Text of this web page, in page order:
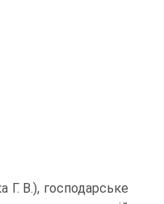
Г. В.), господарське